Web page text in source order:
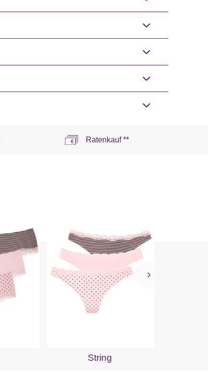
Ratenkauf **
String